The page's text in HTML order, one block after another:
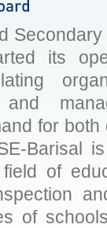
its
and
for
Barisal
of
of